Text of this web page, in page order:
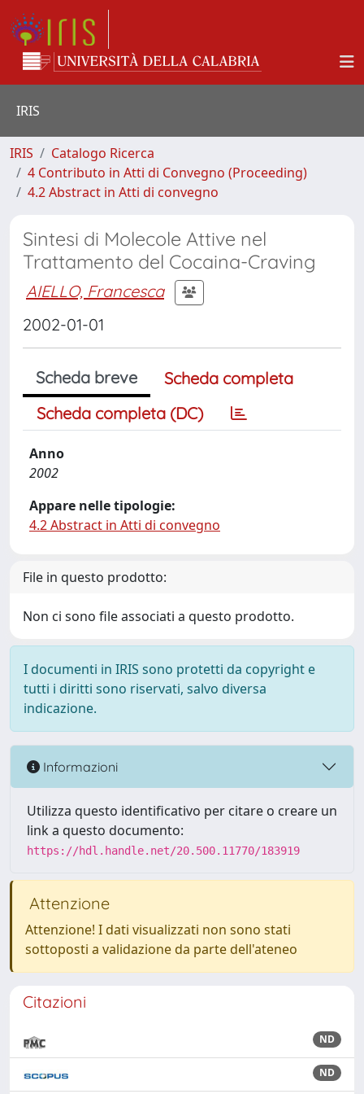
IRIS
IRIS
Catalogo Ricerca
4 Contributo in Atti di Convegno (Proceeding)
4.2 Abstract in Atti di convegno
Sintesi di Molecole Attive nel
Trattamento del Cocaina-Craving
AIELLO, Francesca
2002-01-01
Scheda breve
Scheda completa
Scheda completa (DC)
Anno
2002
Appare nelle tipologie:
4.2 Abstract in Atti di convegno
File in questo prodotto:
Non ci sono file associati a questo prodotto.
I documenti in IRIS sono protetti da copyright e
tutti i diritti sono riservati, salvo diversa
indicazione.
Informazioni
Utilizza questo identificativo per citare o creare un
link a questo documento:
https://hdl.handle.net/20.500.11770/183919
Attenzione
Attenzione! I dati visualizzati non sono stati
sottoposti a validazione da parte dell'ateneo
Citazioni
ND
ND